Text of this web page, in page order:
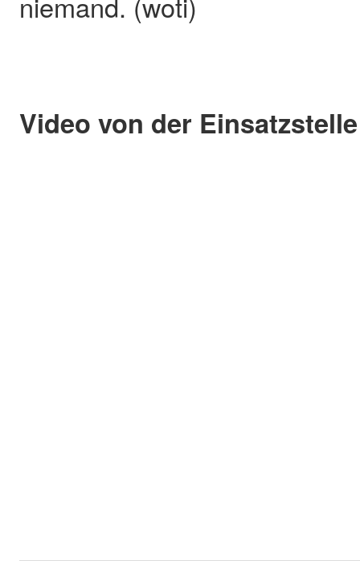
Video von der Einsatzstelle